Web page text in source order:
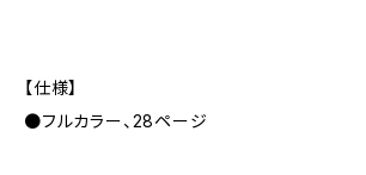
【仕様】
●フルカラー、28ページ